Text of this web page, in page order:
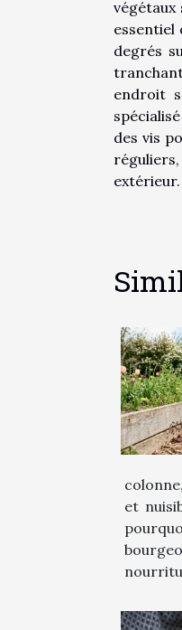
végétaux
essentiel
degrés
endroit
des vis
extérieur.
et